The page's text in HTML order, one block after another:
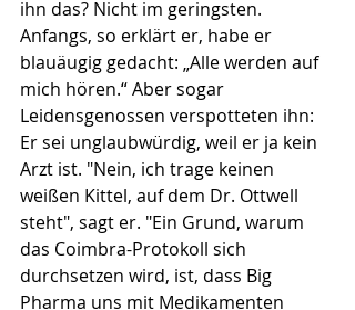
ihn das? Nicht im geringsten.
Anfangs, so erklärt er, habe er
blauäugig gedacht: „Alle werden auf
mich hören.“ Aber sogar
Leidensgenossen verspotteten ihn:
Er sei unglaubwürdig, weil er ja kein
Arzt ist. "Nein, ich trage keinen
weißen Kittel, auf dem Dr. Ottwell
steht", sagt er. "Ein Grund, warum
das Coimbra-Protokoll sich
durchsetzen wird, ist, dass Big
Pharma uns mit Medikamenten